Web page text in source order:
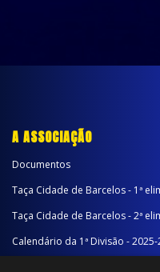
A ASSOCIAÇÃO
Documentos
Taça Cidade de Barcelos - 1ª
Taça Cidade de Barcelos - 2ª
Calendário da 1ª Divisão -